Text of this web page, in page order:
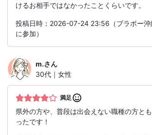
けるお相手ではなかったことくらいです。
投稿日時：2026-07-24 23:56（ブラボー沖
に参加）
m.さん
30代｜女性
満足
県外の方や、普段は出会えない職種の方と
ったです！